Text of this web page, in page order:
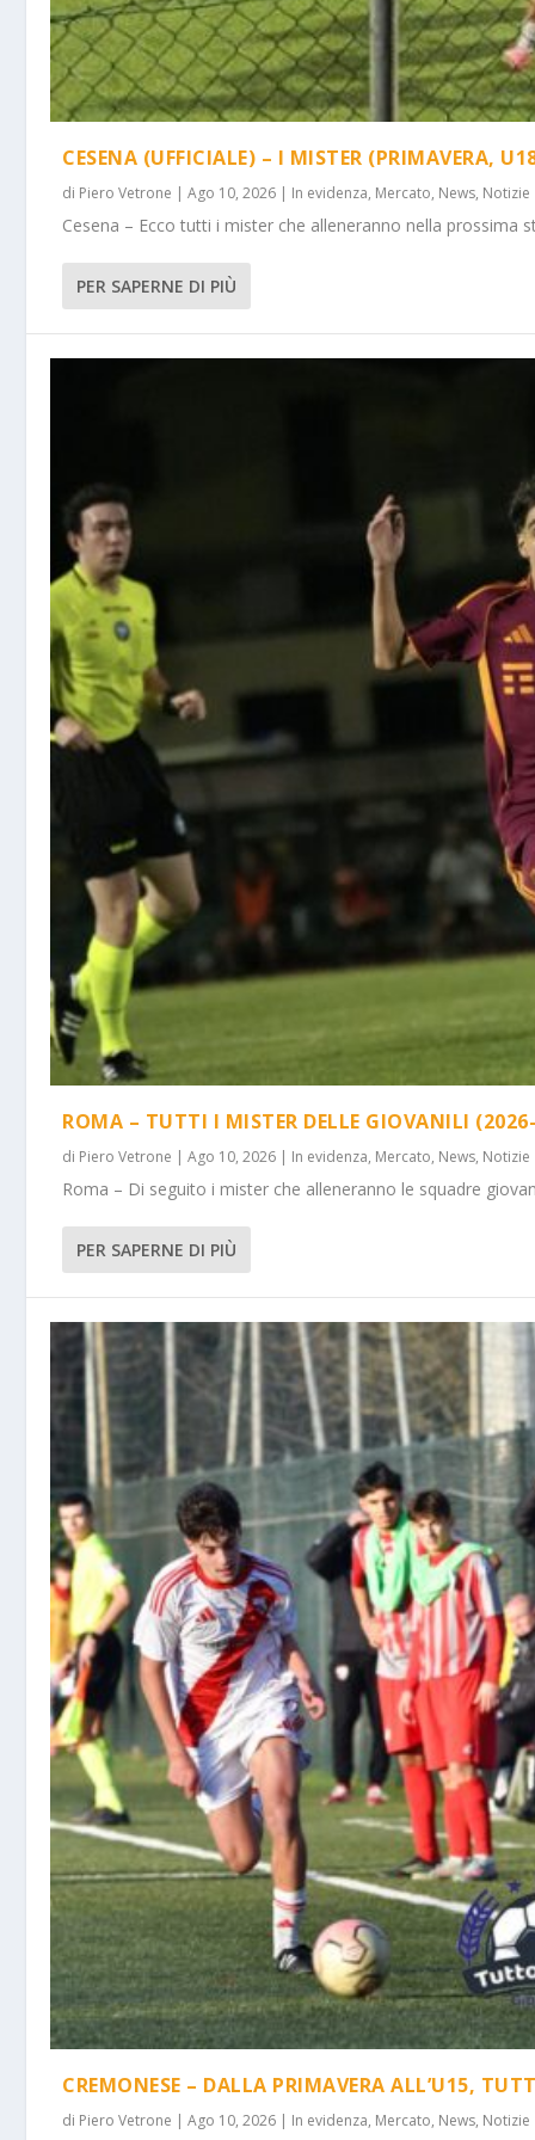
CESENA (UFFICIALE) – I MISTER (PRIMAVERA,
di Piero Vetrone |Ago 10, 2026 | In evidenza, Mercato, News, Notizie
Cesena – Ecco tutti i mister che alleneranno nella prossima
PER SAPERNE DI PIÙ
ROMA – TUTTI I MISTER DELLE GIOVANILI
di Piero Vetrone |Ago 10, 2026 | In evidenza, Mercato, News, Notizie
Roma – Di seguito i mister che alleneranno le squadre
PER SAPERNE DI PIÙ
CREMONESE – DALLA PRIMAVERA ALL’U15,
di Piero Vetrone |Ago 10, 2026 | In evidenza, Mercato, News, Notizie